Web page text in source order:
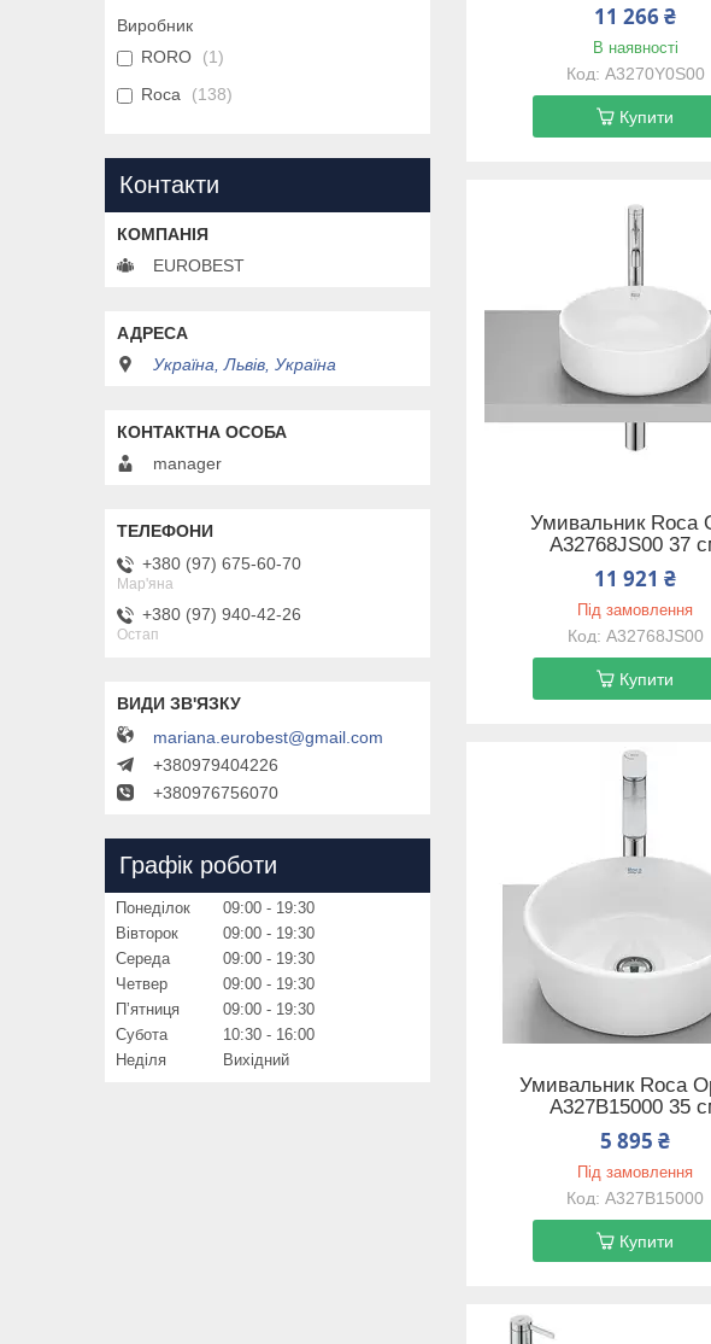
11 266 ₴
В наявності
A3270Y0S00
Купити
Умивальник Roca
A32768JS00 37
11 921 ₴
Під замовлення
A32768JS00
Купити
Умивальник Roca
A327B15000 35
5 895 ₴
Під замовлення
A327B15000
Купити
Виробник
RORO
1
Roca
138
Контакти
EUROBEST
Україна, Львів, Україна
manager
+380 (97) 675-60-70
Мар'яна
+380 (97) 940-42-26
Остап
mariana.eurobest@gmail.com
+380979404226
+380976756070
Графік роботи
Понеділок 09:00
19:30
Вівторок
09:00
19:30
Середа
09:00
19:30
Четвер
09:00
19:30
Пʼятниця
09:00
19:30
Субота
10:30
16:00
Неділя
Вихідний